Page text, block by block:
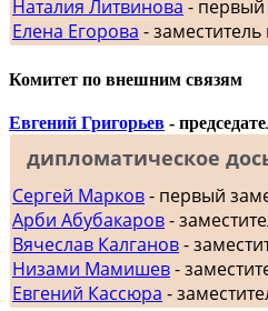
Наталия Литвинова - первый
Елена Егорова -
Комитет по внешним связям
Евгений Григорьев -
дипломатическое
Сергей Марков- первый
Арби Абубакаров-
Вячеслав Калганов-
Низами Мамишев-
Евгений Кассюра -